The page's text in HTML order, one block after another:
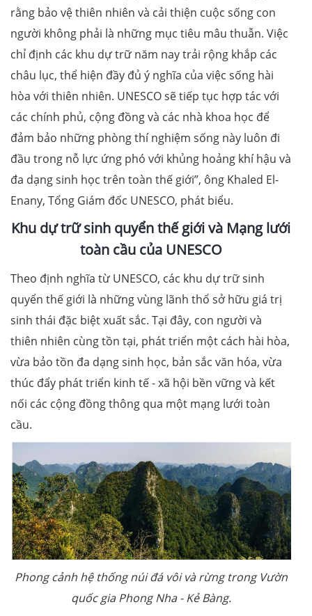
rằng bảo vệ thiên nhiên và cải thiện cuộc sống con
người không phải là những mục tiêu mâu thuẫn. Việc
chỉ định các khu dự trữ năm nay trải rộng khắp các
châu lục, thể hiện đầy đủ ý nghĩa của việc sống hài
hòa với thiên nhiên. UNESCO sẽ tiếp tục hợp tác với
các chính phủ, cộng đồng và các nhà khoa học để
đảm bảo những phòng thí nghiệm sống này luôn đi
đầu trong nỗ lực ứng phó với khủng hoảng khí hậu và
đa dạng sinh học trên toàn thế giới”, ông Khaled El-
Enany, Tổng Giám đốc UNESCO, phát biểu.
Khu dự trữ sinh quyển thế giới và Mạng lưới
toàn cầu của UNESCO
Theo định nghĩa từ UNESCO, các khu dự trữ sinh
quyển thế giới là những vùng lãnh thổ sở hữu giá trị
sinh thái đặc biệt xuất sắc. Tại đây, con người và
thiên nhiên cùng tồn tại, phát triển một cách hài hòa,
vừa bảo tồn đa dạng sinh học, bản sắc văn hóa, vừa
thúc đẩy phát triển kinh tế - xã hội bền vững và kết
nối các cộng đồng thông qua một mạng lưới toàn
cầu.
Phong cảnh hệ thống núi đá vôi và rừng trong Vườn
quốc gia Phong Nha - Kẻ Bàng.